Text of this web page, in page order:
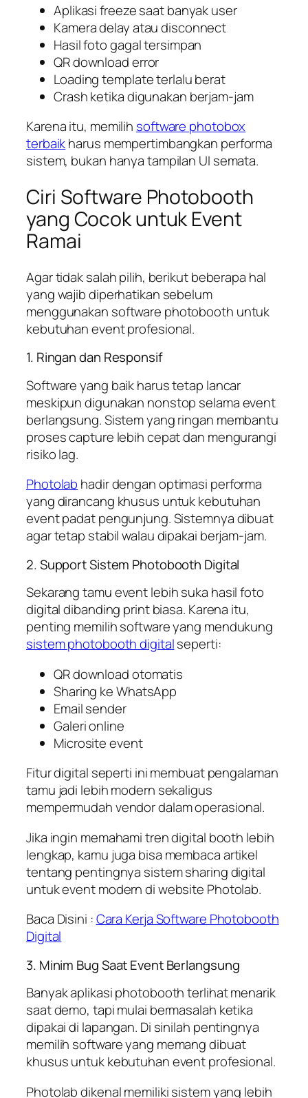
Aplikasi freeze saat banyak user
Kamera delay atau disconnect
Hasil foto gagal tersimpan
QR download error
Loading template terlalu berat
Crash ketika digunakan berjam-jam
Karena itu, memilih software photobox
terbaikharus mempertimbangkan performa
sistem, bukan hanya tampilan UI semata.
Ciri Software Photobooth
yang Cocok untuk Event
Ramai
Agar tidak salah pilih, berikut beberapa hal
yang wajib diperhatikan sebelum
menggunakan software photobooth untuk
kebutuhan event profesional.
1. Ringan dan Responsif
Software yang baik harus tetap lancar
meskipun digunakan nonstop selama event
berlangsung. Sistem yang ringan membantu
proses capture lebih cepat dan mengurangi
risiko lag.
Photolab hadir dengan optimasi performa
yang dirancang khusus untuk kebutuhan
event padat pengunjung. Sistemnya dibuat
agar tetap stabil walau dipakai berjam-jam.
2. Support Sistem Photobooth Digital
Sekarang tamu event lebih suka hasil foto
digital dibanding print biasa. Karena itu,
penting memilih software yang mendukung
sistem photobooth digitalseperti:
QR download otomatis
Sharing ke WhatsApp
Email sender
Galeri online
Microsite event
Fitur digital seperti ini membuat pengalaman
tamu jadi lebih modern sekaligus
mempermudah vendor dalam operasional.
Jika ingin memahami tren digital booth lebih
lengkap, kamu juga bisa membaca artikel
tentang pentingnya sistem sharing digital
untuk event modern di website Photolab.
Baca Disini :Cara Kerja Software Photobooth
Digital
3. Minim Bug Saat Event Berlangsung
Banyak aplikasi photobooth terlihat menarik
saat demo, tapi mulai bermasalah ketika
dipakai di lapangan. Di sinilah pentingnya
memilih software yang memang dibuat
khusus untuk kebutuhan event profesional.
Photolab dikenal memiliki sistem yang lebih